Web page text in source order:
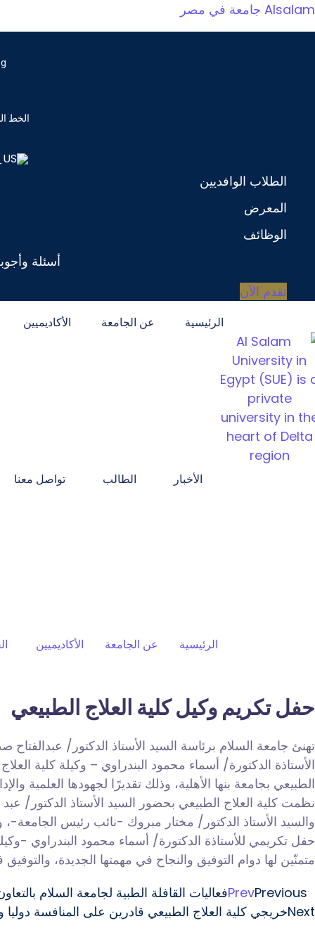
Alsalam جامعة في مصر
الخط
الطلاب الوافديين
المعرض
الوظائف
أسئلة
تقدم الآن
الرئيسية عن الجامعة الأكاديميين
الأخبار الطالب تواصل معنا
الرئيسية عن الجامعة الأكاديميين
حفل تكريم وكيل كلية العلاج الطبيعي
تهنئ جامعة السلام برئاسة السيد الأستاذ الدكتور/
الأستاذة الدكتورة/ أسماء محمود البندراوي – وكيلة كلية
الطبيعي بجامعة بنها الأهلية، وذلك تقديرًا لجهودها العلمية
نظمت كلية العلاج الطبيعي بحضور السيد الأستاذ الدكتور/
والسيد الأستاذ الدكتور/ مختار مبروك -نائب رئيس الجامعة-،
حفل تكريمي للأستاذة الدكتورة/ أسماء محمود البندراوي -
متمنّين لها دوام التوفيق والنجاح في مهمتها الجديدة،
PrevPrevious
فعاليات القافلة الطبية لجامعة السلام
Nextخريجي كلية العلاج الطبيعي قادرين على المنافسة دوليا